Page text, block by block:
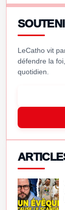
LeCatho vit
défendre la
quotidien.